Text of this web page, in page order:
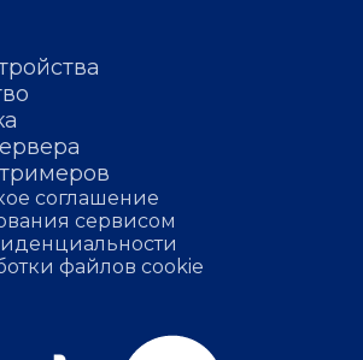
соглашение
сервисом
файлов cookie